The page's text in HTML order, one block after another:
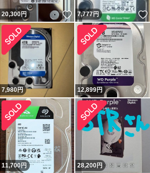
いいね！
20,300円 いいね！
7,777円
いいね！
7,980円 12,899円
11,700円 28,200円